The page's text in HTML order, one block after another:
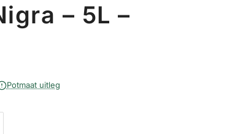
– 5L –
Potmaat uitleg